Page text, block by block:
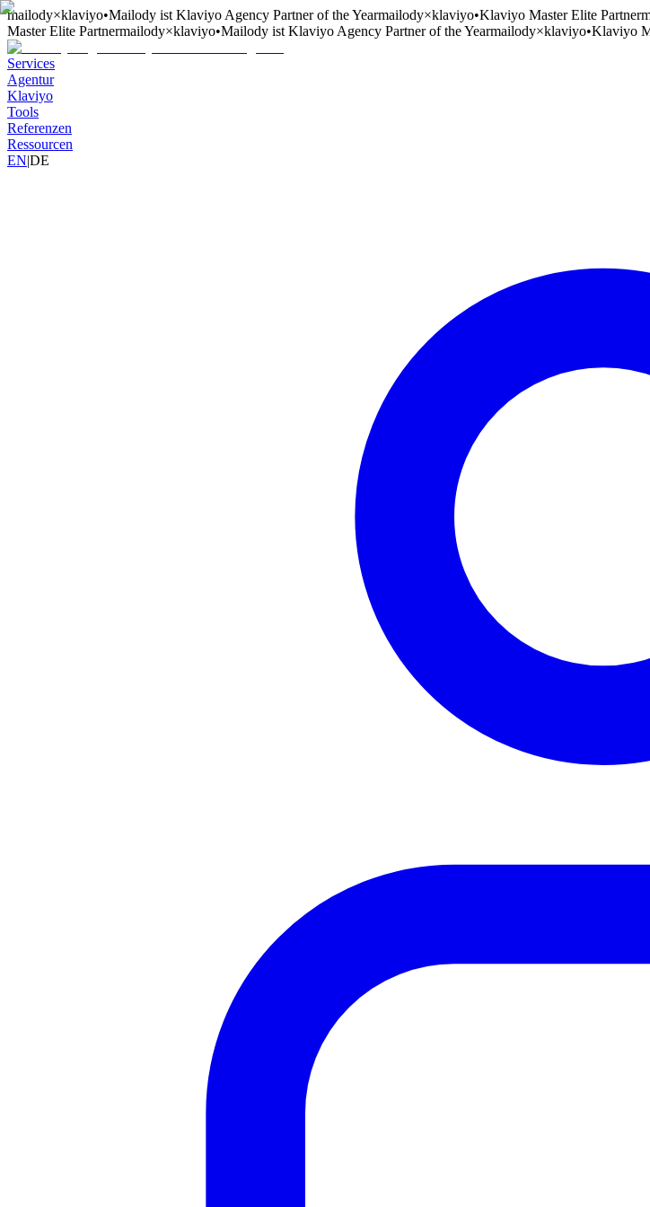
mailody×klaviyo•Mailody ist Klaviyo Agency Partner of the Yearmailody×klaviyo•Klaviyo Master Elite Partner
Master Elite Partnermailody×klaviyo•Mailody ist Klaviyo Agency Partner of the Yearmailody×klaviyo•Klaviyo
Services
Agentur
Klaviyo
Tools
Referenzen
Ressourcen
EN|DE